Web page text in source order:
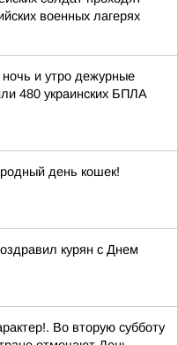
военных лагерях
и утро дежурные
480 украинских БПЛА
день кошек!
курян с Днем
Во вторую субботу